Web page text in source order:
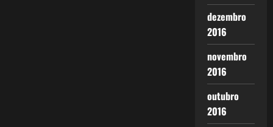
dezembro
2016
novembro
2016
outubro
2016